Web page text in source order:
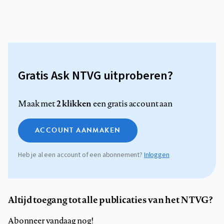
Gratis Ask NTVG uitproberen?
Maak met2 klikkeneen gratis account aan
ACCOUNT AANMAKEN
Heb je al een account of een abonnement?Inloggen
Altijd toegang tot alle publicaties van het NTVG?
Abonneer vandaag nog!